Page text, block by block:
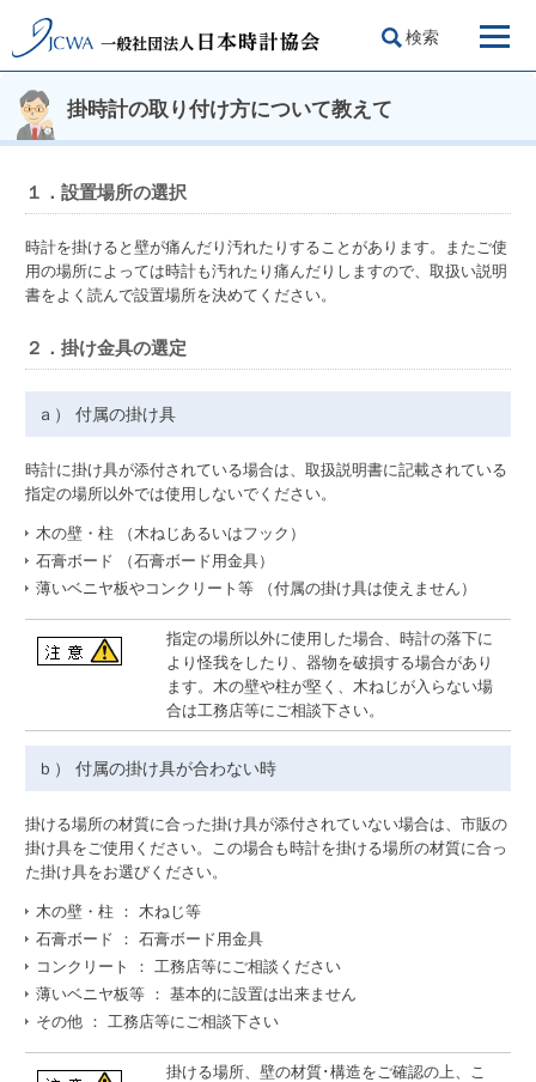
検索
掛時計の取り付け方について教えて
１．設置場所の選択
時計を掛けると壁が痛んだり汚れたりすることがあります。またご使
用の場所によっては時計も汚れたり痛んだりしますので、取扱い説明
書をよく読んで設置場所を決めてください。
２．掛け金具の選定
ａ） 付属の掛け具
時計に掛け具が添付されている場合は、取扱説明書に記載されている
指定の場所以外では使用しないでください。
木の壁・柱 （木ねじあるいはフック）
石膏ボード （石膏ボード用金具）
薄いベニヤ板やコンクリート等 （付属の掛け具は使えません）
指定の場所以外に使用した場合、時計の落下に
より怪我をしたり、器物を破損する場合があり
ます。木の壁や柱が堅く、木ねじが入らない場
合は工務店等にご相談下さい。
ｂ） 付属の掛け具が合わない時
掛ける場所の材質に合った掛け具が添付されていない場合は、市販の
掛け具をご使用ください。この場合も時計を掛ける場所の材質に合っ
た掛け具をお選びください。
木の壁・柱 ： 木ねじ等
石膏ボード ： 石膏ボード用金具
コンクリート ： 工務店等にご相談ください
薄いベニヤ板等 ： 基本的に設置は出来ません
その他 ： 工務店等にご相談下さい
掛ける場所、壁の材質･構造をご確認の上、こ